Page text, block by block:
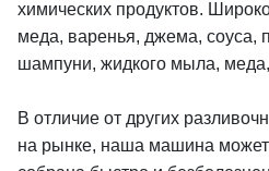
химических продуктов.
меда, варенья, джема, соуса,
шампуни, жидкого мыла,
В отличие от других
на рынке, наша машина